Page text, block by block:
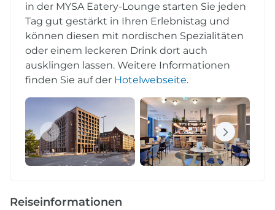
in der MYSA Eatery-Lounge starten Sie jeden
Tag gut gestärkt in Ihren Erlebnistag und
können diesen mit nordischen Spezialitäten
oder einem leckeren Drink dort auch
ausklingen lassen. Weitere Informationen
finden Sie auf der Hotelwebseite.
Reiseinformationen